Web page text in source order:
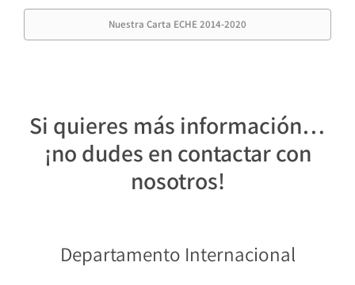
Nuestra Carta ECHE 2014-2020
Si quieres más información…
¡no dudes en contactar con
nosotros!
Departamento Internacional